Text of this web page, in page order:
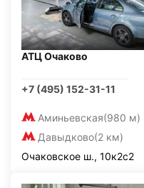
АТЦ Очаково
+7 (495) 152-31-11
Аминьевская(980 м)
Давыдково(2 км)
Очаковское ш., 10к2с2